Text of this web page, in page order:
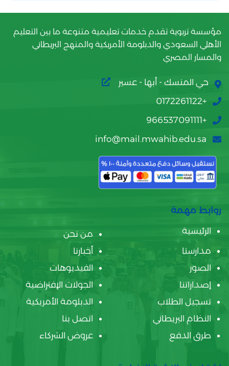
مؤسسة تربوية تقدم خدمات تعليمية متنوعة ما بين التعليم
الأهلي السعودي والدبلومة الأمريكية والمنهج البريطاني
والمسار المصري
حي المنسك - أبها - عسير
+0172261122
+966537091111
info@mail.mwahib.edu.sa
روابط مهمة
الرئيسية
من نحن
مدارسنا
أخبارنا
الصور
الفيديوهات
إصداراتنا
الجولات الإفتراضية
تسجيل الطلاب
الدبلومة الأمريكية
النظام البريطاني
اتصل بنا
طرق الدفع
عروض الشركاء